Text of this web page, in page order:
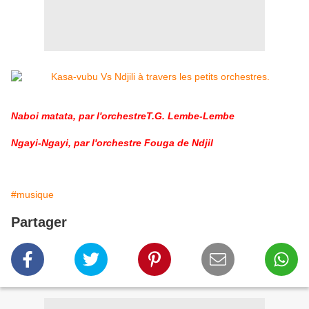
Naboi matata, par l'orchestreT.G. Lembe-Lembe
Ngayi-Ngayi, par l'orchestre Fouga de Ndjil
#musique
Partager